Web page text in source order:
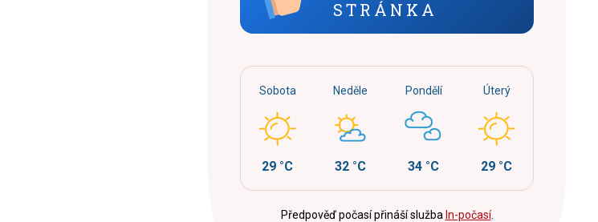
STRÁNKA
Sobota
29 °C
Neděle
32 °C
Pondělí
34 °C
Úterý
29 °C
Předpověď počasí přináší služba In-počasí.